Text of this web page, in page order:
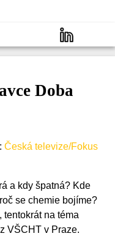
Doba
: Česká televize/Fokus
a kdy špatná? Kde
se chemie bojíme?
na téma
VŠCHT v Praze.